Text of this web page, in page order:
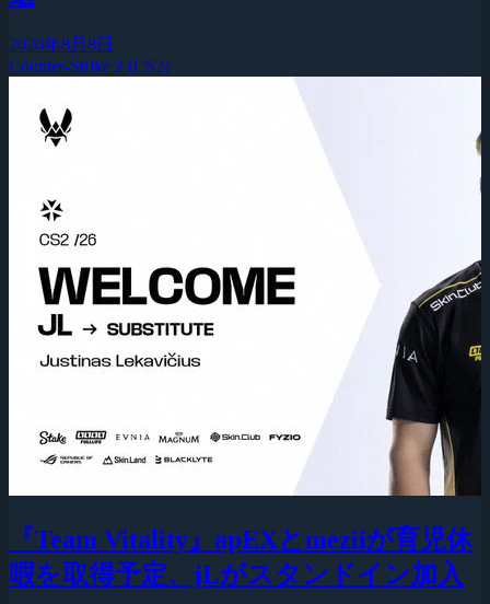
2026年8月8日
Counter-Strike 2 (CS2)
『Team Vitality』apEXとmeziiが育児休
暇を取得予定、jLがスタンドイン加入